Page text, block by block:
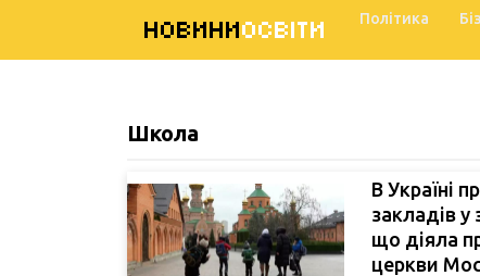
НОВИНИОСВІТИ Політика
Школа
В Україні
закладів
що діяла
церкви